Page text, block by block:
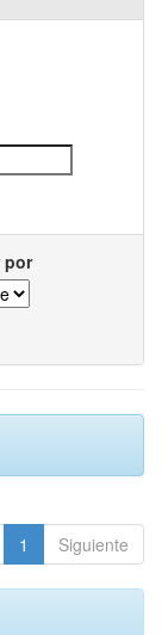
por
1 Siguiente